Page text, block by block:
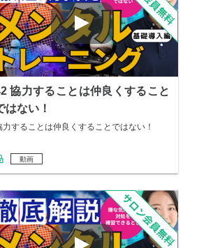
協力することは仲良くすること
はない！
力することは仲良くすることではない！
動画